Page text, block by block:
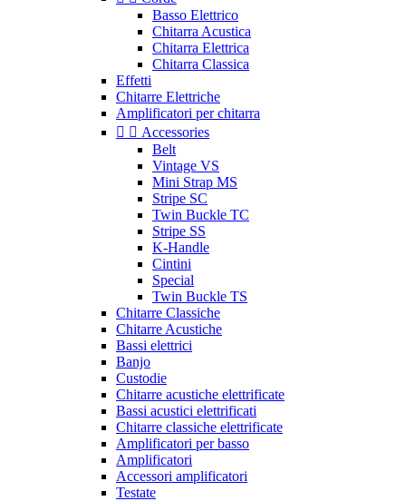
Basso Elettrico
Chitarra Acustica
Chitarra Elettrica
Chitarra Classica
Effetti
Chitarre Elettriche
Amplificatori per chitarra
  Accessories
Belt
Vintage VS
Mini Strap MS
Stripe SC
Twin Buckle TC
Stripe SS
K-Handle
Cintini
Special
Twin Buckle TS
Chitarre Classiche
Chitarre Acustiche
Bassi elettrici
Banjo
Custodie
Chitarre acustiche elettrificate
Bassi acustici elettrificati
Chitarre classiche elettrificate
Amplificatori per basso
Amplificatori
Accessori amplificatori
Testate